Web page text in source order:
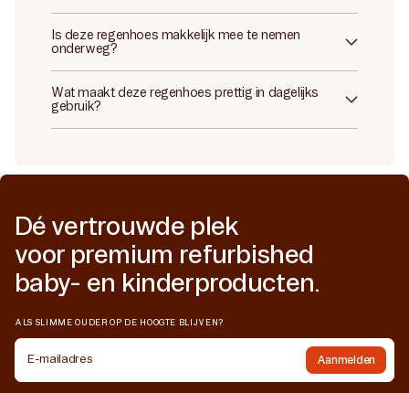
Is deze regenhoes makkelijk mee te nemen
onderweg?
Wat maakt deze regenhoes prettig in dagelijks
gebruik?
Dé vertrouwde plek
voor premium refurbished
baby- en kinderproducten.
ALS SLIMME OUDER OP DE HOOGTE BLIJVEN?
E-mailadres Aanmelden